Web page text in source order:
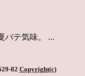
バテ気味。 ...
82 Copyright(c)